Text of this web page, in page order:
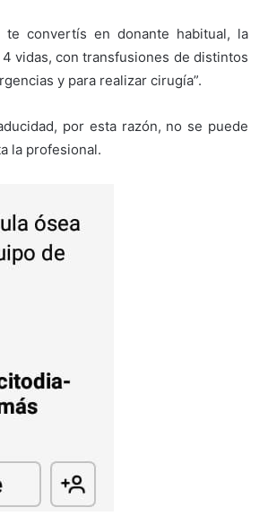
te convertís en donante habitual, la
vidas, con transfusiones de distintos
y para realizar cirugía”.
por esta razón, no se puede
la profesional.